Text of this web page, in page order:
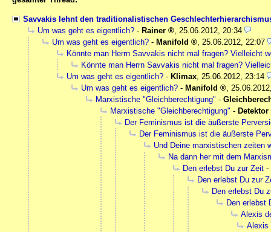
Savvakis lehnt den traditionalistischen
Um was geht es eigentlich? - Rainer , 25.06.2012, 20:34
Um was geht es eigentlich? - Manifold , 25.06.2012, 22:07
Könnte man Herrn Savvakis nicht mal fragen? Vielleicht
Könnte man Herrn Savvakis nicht mal fragen?
Um was geht es eigentlich? - Klimax, 25.06.2012, 23:14
Um was geht es eigentlich? - Manifold ,
Marxistische "Gleichberechtigung" -
Marxistische "Gleichberechtigung" - Detektor
Der Feminismus ist die äußerste
Der Feminismus ist die äußerste
Und Deine marxistischen zeiten
Na dann her mit dem
Den erlebst Du zur Zeit -
Den erlebst Du zur
Den erlebst Du
Den erlebst
Alexis
Alexis